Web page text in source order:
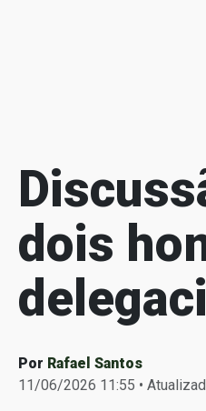
dois
Por Rafael Santos
11/06/2026 11:55 •